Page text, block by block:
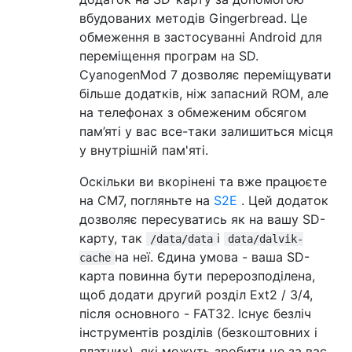
744.5K  /data/data/
4.0K    /data/data/com.android.stk
2.5K    /data/data/
4.0K    /data/data/com.android.spare_parts
4.0K    /data/data/
2.5K    /data/data/com.androidemu.snes
48.0K   /data/data/
204.5K  /data/data/com.android.settings
13.0K   /data/data/
5.0K    /data/data/
6.5K    /data/data/com.voiceplusfree
7.0K    /data/data/
4.0K    /data/data/com.android.protips
4.0K    /data/data/com.svox.pico
8.5K    /data/data/
2.9M    /data/data/
14.5K   /data/data/com.android.phone
67.5K   /data/data/
5.5K    /data/data/
4.0K    /data/data/com.teamdouche.pacman
2.5K    /data/data/com.hg.gunsandglory
вбудованих методів Gingerbread. Це
обмеження в застосуванні Android для
переміщення програм на SD.
CyanogenMod 7 дозволяє переміщувати
більше додатків, ніж запасний ROM, але
на телефонах з обмеженим обсягом
пам’яті у вас все-таки залишиться місця
у внутрішній пам'яті.
Оскільки ви вкорінені та вже працюєте
на CM7, погляньте на S2E . Цей додаток
дозволяє пересуватись як на вашу SD-
карту, так
/data/data і
data/dalvik-
cache на неї. Єдина умова - ваша SD-
карта повинна бути перерозподілена,
щоб додати другий розділ Ext2 / 3/4,
після основного - FAT32. Існує безліч
інструментів розділів (безкоштовних і